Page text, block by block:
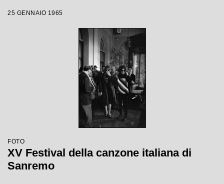
25 GENNAIO 1965
FOTO
XV Festival della canzone italiana di
Sanremo